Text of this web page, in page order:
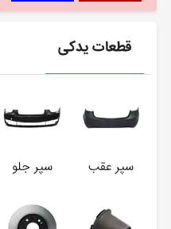
قطعات یدکی
سپر عقب سپر جلو